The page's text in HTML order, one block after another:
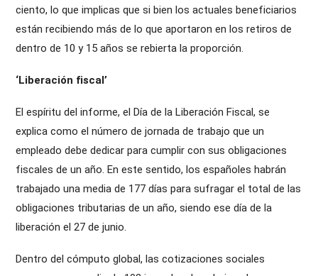
ciento, lo que implicas que si bien los actuales beneficiarios
están recibiendo más de lo que aportaron en los retiros de
dentro de 10 y 15 años se rebierta la proporción.
‘Liberación fiscal’
El espíritu del informe, el Día de la Liberación Fiscal, se
explica como el número de jornada de trabajo que un
empleado debe dedicar para cumplir con sus obligaciones
fiscales de un año. En este sentido, los españoles habrán
trabajado una media de 177 días para sufragar el total de las
obligaciones tributarias de un año, siendo ese día de la
liberación el 27 de junio.
Dentro del cómputo global, las cotizaciones sociales